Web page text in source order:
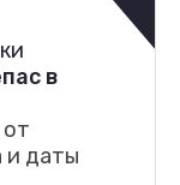
в
и даты